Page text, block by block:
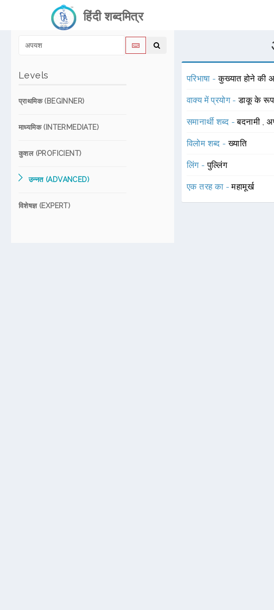
हिंदी शब्दमित्र
Levels
प्राथमिक (BEGINNER)
माध्यमिक (INTERMEDIATE)
कुशल (PROFICIENT)
उन्नत (ADVANCED)
विशेषज्ञ (EXPERT)
परिभाषा -कुख्यात होने की
वाक्य में प्रयोग -डाकू के रूप
समानार्थी शब्द -बदनामी ,
विलोम शब्द -ख्याति
लिंग -पुल्लिंग
एक तरह का -महामूर्ख